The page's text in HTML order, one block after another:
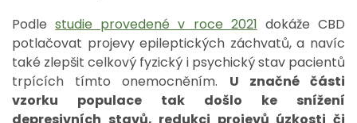
Podlestudie provedené v roce 2021 dokáže CBD
potlačovat projevy epileptických záchvatů, a navíc
také zlepšit celkový fyzický i psychický stav pacientů
trpících tímto onemocněním. U značné části
vzorku populace tak došlo ke snížení